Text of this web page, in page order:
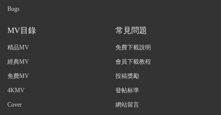
Bugs
MV目錄
精品MV
經典MV
免費MV
4KMV
Cover
常見問題
免費下載說明
會員下載教程
投稿獎勵
發帖标準
網站留言